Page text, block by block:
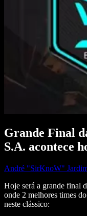
Grande Final
S.A. acontece
André "SirKnoW"
Hoje será a grande final
onde 2 melhores times
neste clássico: